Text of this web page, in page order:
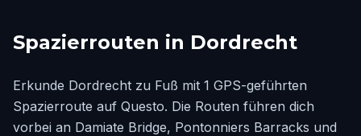
Spazierrouten in Dordrecht
Erkunde Dordrecht zu Fuß mit 1 GPS-geführten
Spazierroute auf Questo. Die Routen führen dich
vorbei an Damiate Bridge, Pontonniers Barracks und